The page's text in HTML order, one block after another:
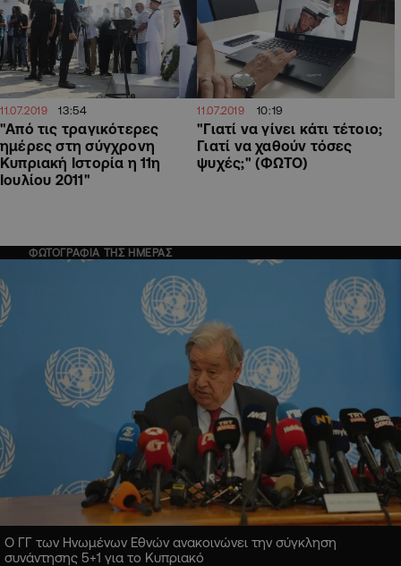
11.07.2019 13:54
"Από τις τραγικότερες
ημέρες στη σύγχρονη
Κυπριακή Ιστορία η 11η
Ιουλίου 2011"
11.07.2019 10:19
"Γιατί να γίνει κάτι τέτοιο;
Γιατί να χαθούν τόσες
ψυχές;" (ΦΩΤΟ)
ΦΩΤΟΓΡΑΦΙΑ ΤΗΣ ΗΜΕΡΑΣ
Ο ΓΓ των Ηνωμένων Εθνών ανακοινώνει την σύγκληση
συνάντησης 5+1 για το Κυπριακό